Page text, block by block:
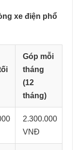
xe điện phổ
Góp mỗi
tháng
(12
tháng)
2.300.000
VNĐ